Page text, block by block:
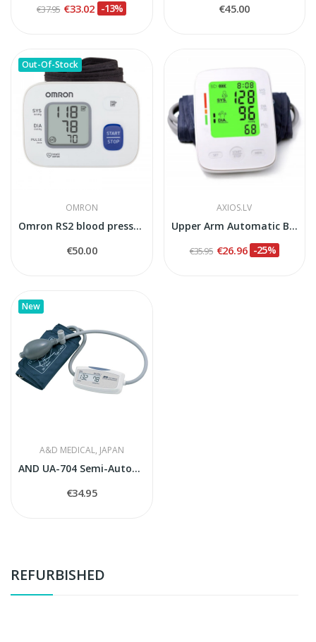
REFURBISHED
€37.95 €33.02 -13% €45.00
Out-Of-Stock
OMRON
Omron RS2 blood pressure monitor
€50.00
AXIOS.LV
Upper Arm Automatic Blood Pressure Monitor...
€35.95 €26.96 -25%
New
A&D MEDICAL, JAPAN
AND UA-704 Semi-Automatic Blood Pressure Monitor
€34.95